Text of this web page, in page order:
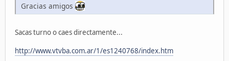
Gracias amigos
Sacas turno o caes directamente...
http://www.vtvba.com.ar/1/es1240768/index.htm